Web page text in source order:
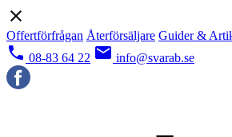
close
Offertförfrågan Återförsäljare Guider &
local_phone 08-83 64 22 email info@svarab.se